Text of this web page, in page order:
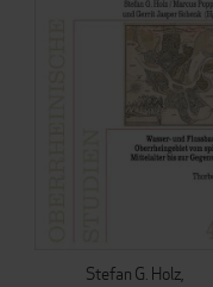
Stefan G. Holz